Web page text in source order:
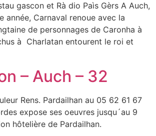
gascon et Rà dio Paìs Gèrs A Auch,
année, Carnaval renoue avec la
de personnages de Caronha à
à Charlatan entourent le roi et
– Auch – 32
Rens. Pardailhan au 05 62 61 67
expose ses oeuvres jusqu´au 9
hôtelière de Pardailhan.